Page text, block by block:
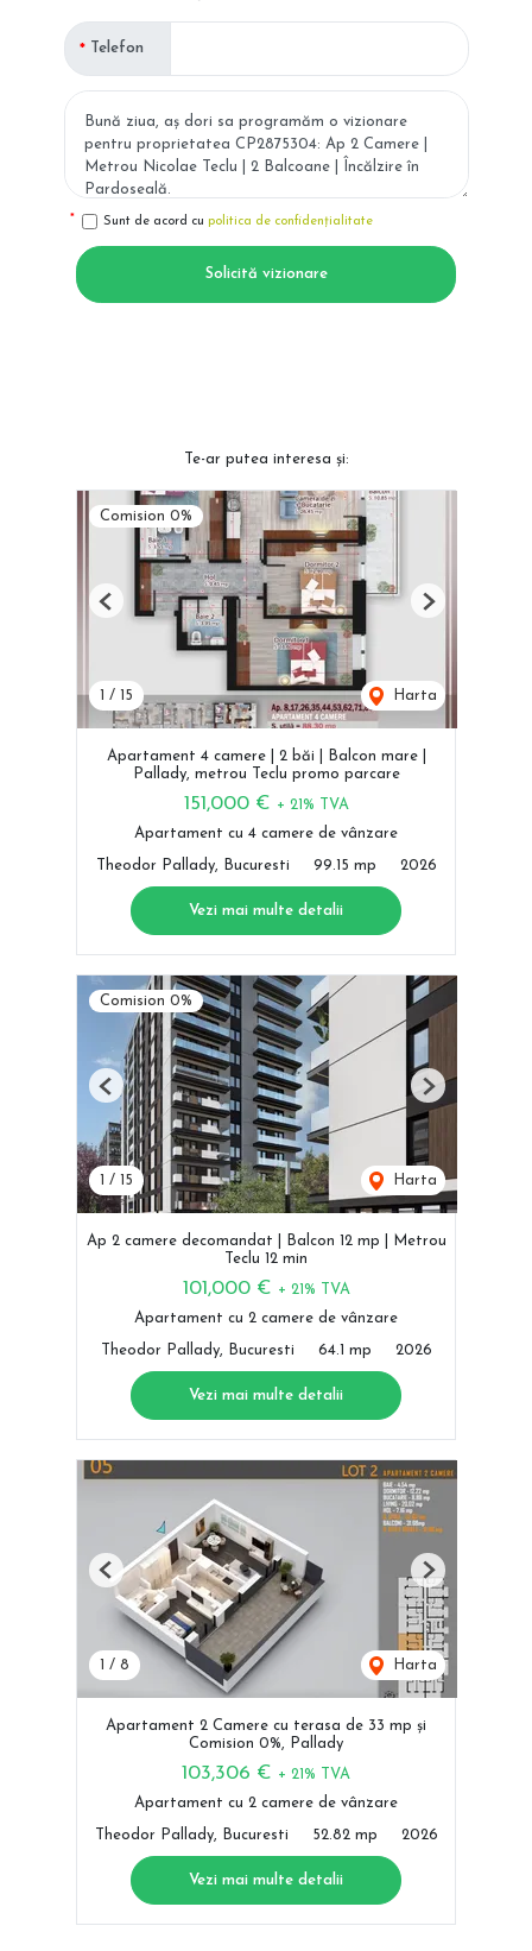
Telefon
Sunt de acord cu politica de confidențialitate
Solicită vizionare
Te-ar putea interesa și:
Comision 0%
/ 15 Harta
Previous Next
Apartament 4 camere | 2 băi | Balcon mare |
Pallady, metrou Teclu promo parcare
151,000 € + 21% TVA
Apartament cu 4 camere de vânzare
Theodor Pallady, Bucuresti 99.15 mp 2026
Vezi mai multe detalii
Comision 0%
/ 15 Harta
Previous Next
Ap 2 camere decomandat | Balcon 12 mp | Metrou
Teclu 12 min
101,000 € + 21% TVA
Apartament cu 2 camere de vânzare
Theodor Pallady, Bucuresti 64.1 mp 2026
Vezi mai multe detalii
1 / 8 Harta
Previous Next
Apartament 2 Camere cu terasa de 33 mp și
Comision 0%, Pallady
103,306 € + 21% TVA
Apartament cu 2 camere de vânzare
Theodor Pallady, Bucuresti 52.82 mp 2026
Vezi mai multe detalii